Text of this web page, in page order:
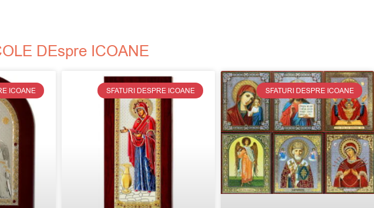
DEspre ICOANE
ICOANE SFATURI DESPRE ICOANE SFATURI DESPRE ICOANE